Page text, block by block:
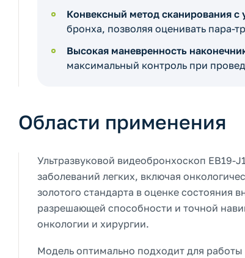
Конвексный метод сканирования с
бронха, позволяя оценивать пара-
Высокая маневренность
максимальный контроль при
Области применения
Ультразвуковой видеобронхоскоп EB19-
заболеваний легких, включая
золотого стандарта в оценке состояния
разрешающей способности и точной
онкологии и хирургии.
Модель оптимально подходит для